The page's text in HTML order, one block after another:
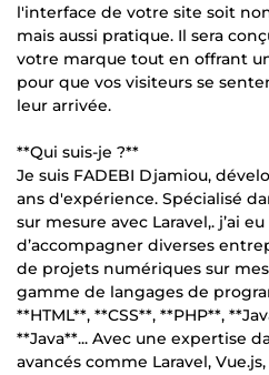
l'interface de votre site soit
mais aussi pratique. Il sera
votre marque tout en offrant
pour que vos visiteurs se
leur arrivée.
**Qui suis-je ?**
Je suis FADEBI Djamiou,
ans d'expérience. Spécialisé
sur mesure avec Laravel,. j’ai
d’accompagner diverses
de projets numériques sur
gamme de langages de
**HTML**, **CSS**, **PHP**,
**Java**... Avec une expertise
avancés comme Laravel,